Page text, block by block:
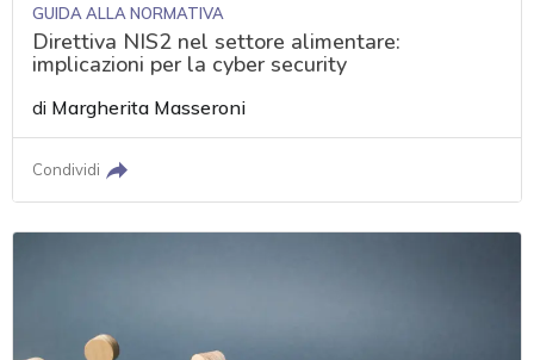
GUIDA ALLA NORMATIVA
Direttiva NIS2 nel settore alimentare:
implicazioni per la cyber security
di Margherita Masseroni
Condividi